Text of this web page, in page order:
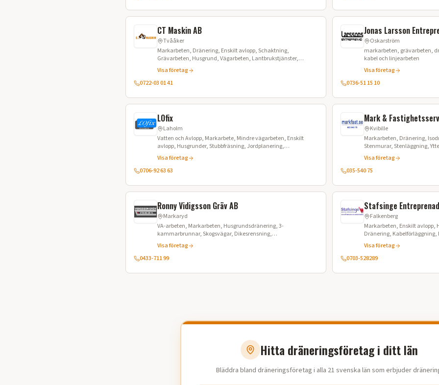
CT Maskin AB
Tvååker
Markarbeten, Dränering, Enskilt avlopp, Schaktning,
Grävarbeten, Husgrund, Vägarbeten, Lantbrukstjänster,
Snöröjning, VA-arbeten, Maskinstation
Visa företag
0722-03 01 41
Jonas Larsson
Oskarström
markarbeten, grävarbeten,
kabel och linjearbeten
Visa företag
0736-51 15 10
LOfix
Laholm
Vatten och Avlopp, Markarbete, Mindre vägarbeten, Enskilt
avlopp, Husgrunder, Stubbfräsning, Jordplanering,
Gräventreprenad, Schaktning
Visa företag
0706-92 63 63
Mark &
Kvibille
Markarbeten, Dränering,
Stenmurar, Stenläggning,
avlopp, Byggtjänster, Tak &
Visa företag
035-540 75
Ronny Vidigsson Gräv AB
Markaryd
VA-arbeten, Markarbeten, Husgrundsdränering, 3-
kammarbrunnar, Skogsvägar, Dikesrensning,
Trädgårdsplanering, Schaktning, Kranbilstransporter,
Grusförsäljning, Matjord, Snöröjning, TMA-körning
Visa företag
0433-711 99
Stafsinge Entreprenad
Falkenberg
Markarbeten, Enskilt avlopp,
Dränering,
Dagvatten, Minireningsverk,
Visa företag
0703-528289
Hitta dräneringsföretag i ditt län
Bläddra bland dräneringsföretag i alla 21 svenska län som erbjuder